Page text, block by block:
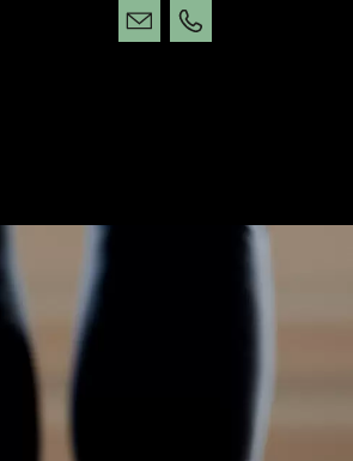
Kontakt